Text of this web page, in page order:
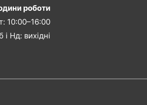
роботи
10:00–16:00
і Нд: вихідні